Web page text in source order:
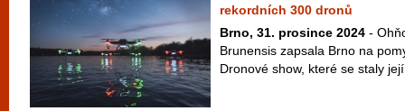
rekordních 300 dronů
Brno, 31. prosince 2024 -
Brunensis zapsala Brno na
Dronové show, které se staly